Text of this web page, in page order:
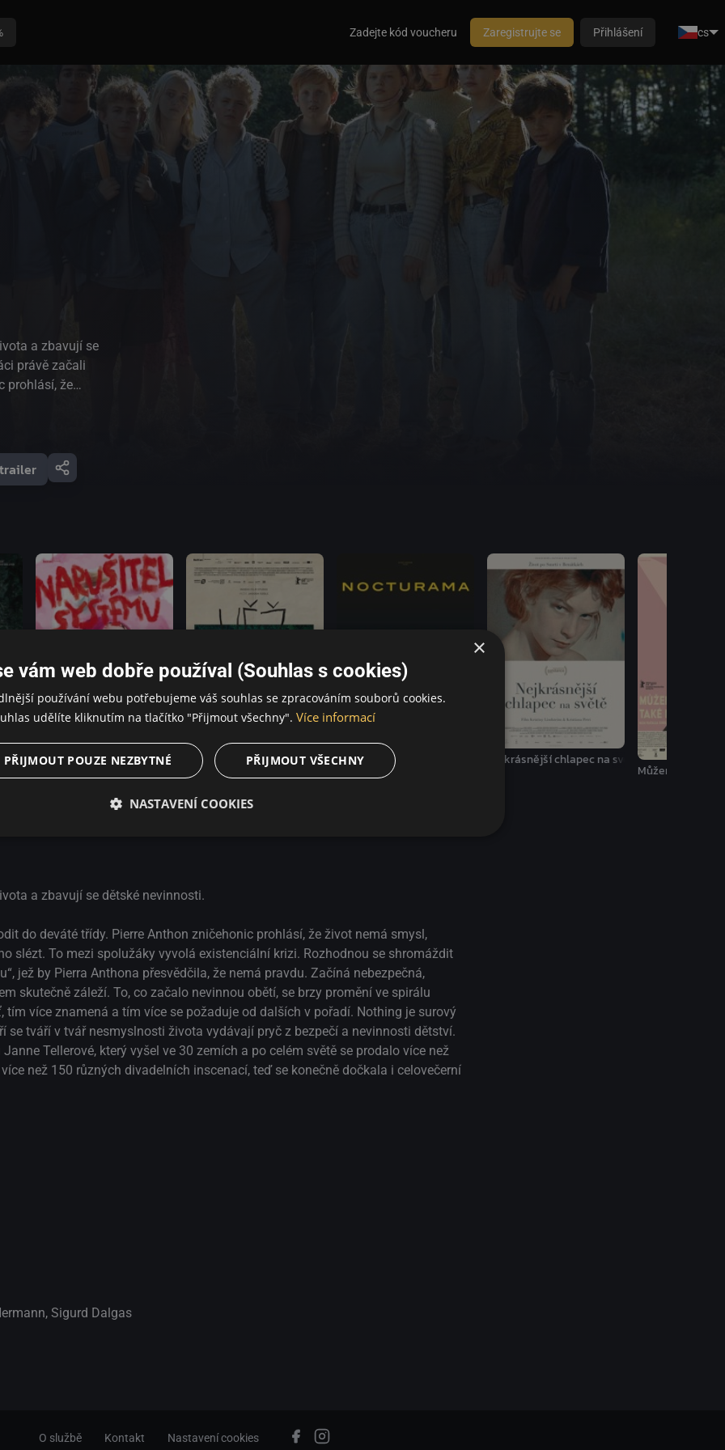
Zadejte kód voucheru Zaregistrujte se Přihlášení cs
a zbavují se
prohlásí, že
krizi.
že nemá
studie
bolestivější
od dalších v
skupině
vydávají
motivy
vyšel ve 30
milionu
celovečerní
Narušitel systému Věž. Jasný den.
Nocturama
Nejkrásnější chlapec na světě
Můžeme být
a zbavují se dětské nevinnosti.
do deváté třídy. Pierre Anthon zničehonic prohlásí, že život nemá smysl,
slézt. To mezi spolužáky vyvolá existenciální krizi. Rozhodnou se shromáždit
jež by Pierra Anthona přesvědčila, že nemá pravdu. Začíná nebezpečná,
skutečně záleží. To, co začalo nevinnou obětí, se brzy promění ve spirálu
více znamená a tím více se požaduje od dalších v pořadí. Nothing je surový
se tváří v tvář nesmyslnosti života vydávají pryč z bezpečí a nevinnosti dětství.
Tellerové, který vyšel ve 30 zemích a po celém světě se prodalo více než
než 150 různých divadelních inscenací, teď se konečně dočkala i celovečerní
, Sigurd Dalgas
O službě Kontakt Nastavení cookies
×
vám web dobře používal (Souhlas s cookies)
používání webu potřebujeme váš souhlas se zpracováním souborů cookies.
udělíte kliknutím na tlačítko "Přijmout všechny". Více informací
PŘIJMOUT VŠECHNY
PŘIJMOUT POUZE NEZBYTNÉ
NASTAVENÍ COOKIES